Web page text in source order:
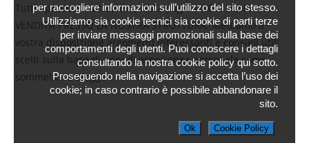
Tutti i prodotti trattati in questa pagina NON SONO IN
VENDITA PRESSO LA NOSTRA STRUTTURA. Mettiamo a
vostra disposizione argomenti interessanti e consigli utili
scelti sulla base di anni di esperienza personale come
sommelier e blogger.
per raccogliere informazioni sull’utilizzo del sito stesso.
Utilizziamo sia cookie tecnici sia cookie di parti terze
per inviare messaggi promozionali sulla base dei
comportamenti degli utenti. Puoi conoscere i dettagli
consultando la nostra cookie policy qui sotto.
Proseguendo nella navigazione si accetta l’uso dei
cookie; in caso contrario è possibile abbandonare il
sito.
Ok Cookie Policy